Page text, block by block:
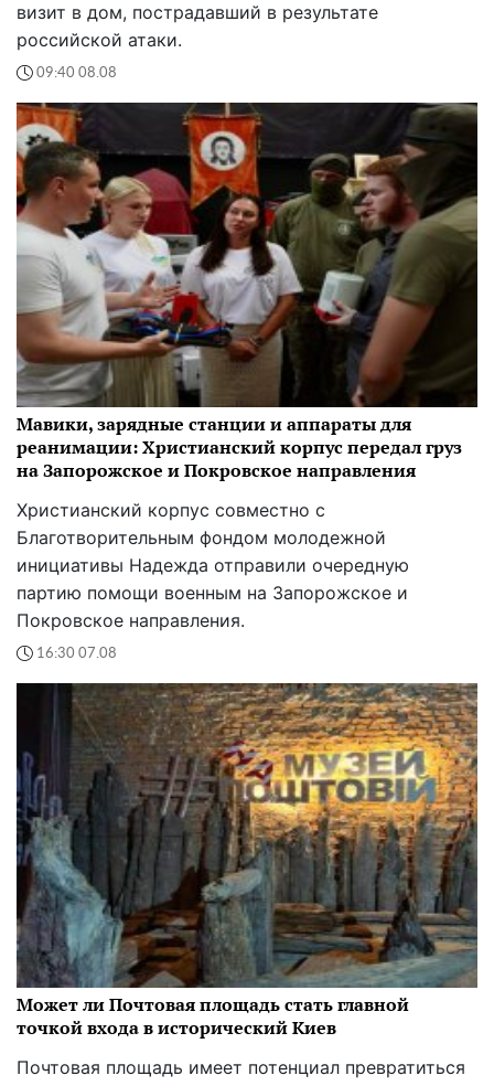
визит в дом, пострадавший в результате
российской атаки.
09:40 08.08
Мавики, зарядные станции и аппараты для
реанимации: Христианский корпус передал груз
на Запорожское и Покровское направления
Христианский корпус совместно с
Благотворительным фондом молодежной
инициативы Надежда отправили очередную
партию помощи военным на Запорожское и
Покровское направления.
16:30 07.08
Может ли Почтовая площадь стать главной
точкой входа в исторический Киев
Почтовая площадь имеет потенциал превратиться